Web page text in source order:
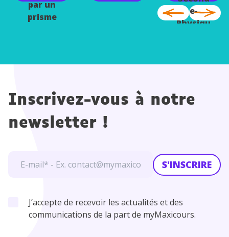
par un
prisme
e-
Physiqu
Inscrivez-vous à notre
newsletter !
S'INSCRIRE
J’accepte de recevoir les actualités et des
communications de la part de myMaxicours.